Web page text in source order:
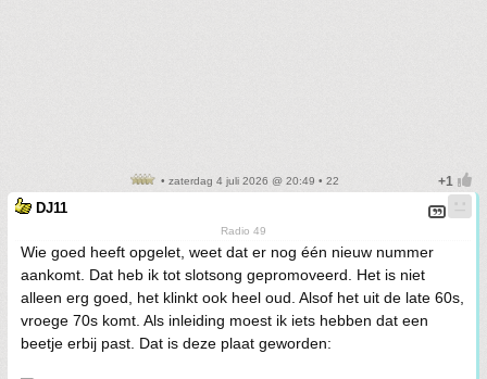
• zaterdag 4 juli 2026 @ 20:49 • 22
DJ11
Radio 49
Wie goed heeft opgelet, weet dat er nog één nieuw nummer
aankomt. Dat heb ik tot slotsong gepromoveerd. Het is niet
alleen erg goed, het klinkt ook heel oud. Alsof het uit de late 60s,
vroege 70s komt. Als inleiding moest ik iets hebben dat een
beetje erbij past. Dat is deze plaat geworden: